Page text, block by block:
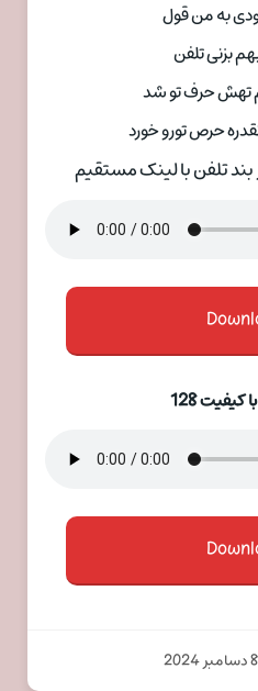
به من قول
بزنی تلفن
تهش حرف تو شد
حرص تورو خورد
تلفن با لینک مستقیم
128
8 دسامبر 2024